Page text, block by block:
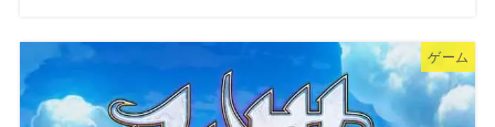
ゲーム